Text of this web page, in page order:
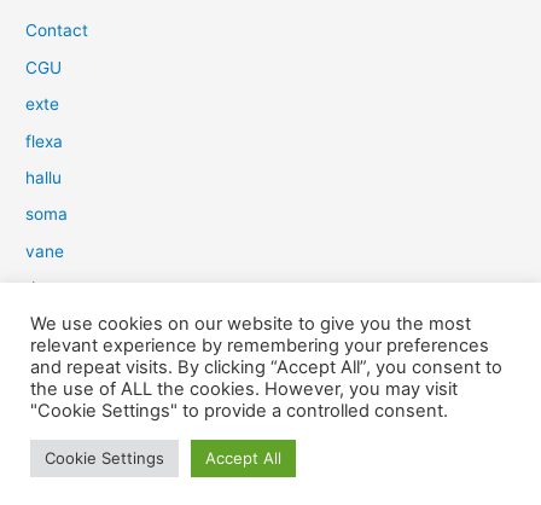
e
e
r
:
Contact
CGU
exte
flexa
hallu
soma
vane
dow
slim
aure
light
We use cookies on our website to give you the most
relevant experience by remembering your preferences
and repeat visits. By clicking “Accept All”, you consent to
the use of ALL the cookies. However, you may visit
"Cookie Settings" to provide a controlled consent.
Cookie Settings Accept All